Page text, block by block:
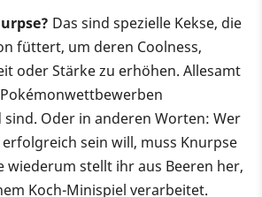
Das sind spezielle Kekse, die
füttert, um deren Coolness,
oder Stärke zu erhöhen. Allesamt
Oder in anderen Worten: Wer
sein will, muss Knurpse
wiederum stellt ihr aus Beeren her,
Koch-Minispiel verarbeitet.